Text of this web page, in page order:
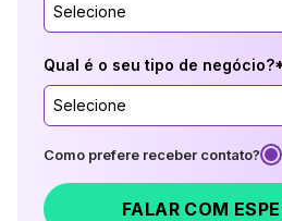
Selecione
Qual é o seu tipo de
Selecione
Como prefere receber contato?
FALAR COM